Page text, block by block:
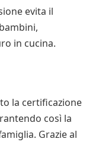
evita il
in cucina.
la certificazione
così la
Grazie al